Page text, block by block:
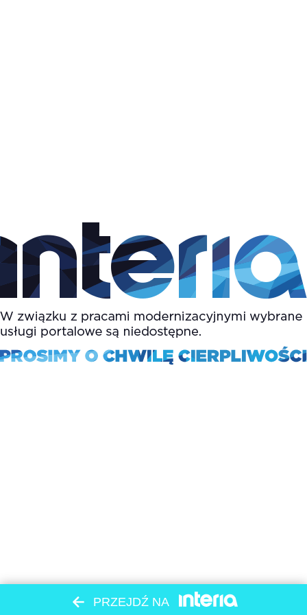
PRZEJDŹ NA